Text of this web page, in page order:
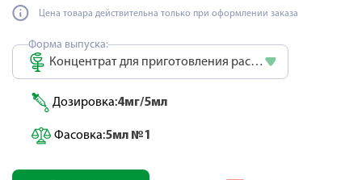
Цена товара действительна только при оформлении заказа
Форма выпуска:
Концентрат для приготовления раствора
Дозировка:4мг/5мл
Фасовка:5мл №1